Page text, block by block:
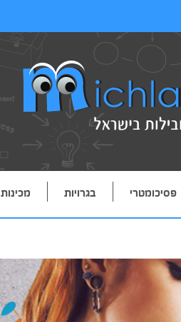
פסיכומטרי בגרויות מכינות